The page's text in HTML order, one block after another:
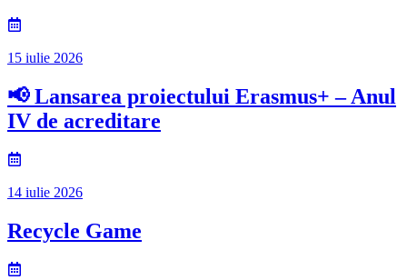
15 iulie 2026
📢 Lansarea proiectului Erasmus+ – Anul
IV de acreditare
14 iulie 2026
Recycle Game